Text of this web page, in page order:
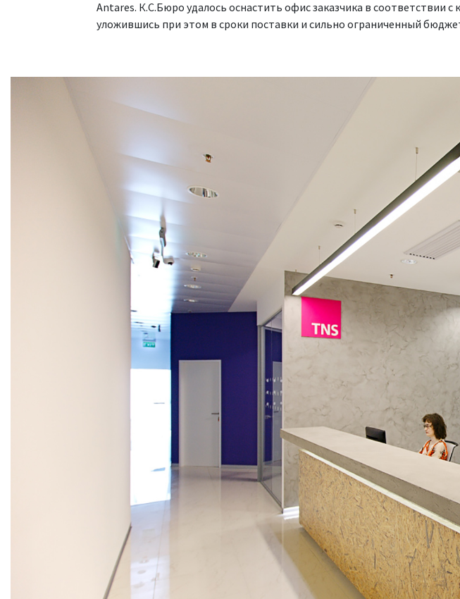
Antares. К.С.Бюро удалось оснастить офис заказчика в
уложившись при этом в сроки поставки и сильно ограниченный